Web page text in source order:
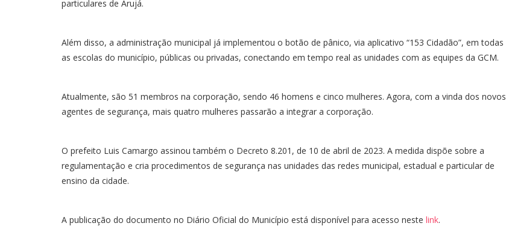
particulares de Arujá.
Além disso, a administração municipal já implementou o botão de pânico, via aplicativo “153 Cidadão”, em todas
as escolas do município, públicas ou privadas, conectando em tempo real as unidades com as equipes da GCM.
Atualmente, são 51 membros na corporação, sendo 46 homens e cinco mulheres. Agora, com a vinda dos novos
agentes de segurança, mais quatro mulheres passarão a integrar a corporação.
O prefeito Luis Camargo assinou também o Decreto 8.201, de 10 de abril de 2023. A medida dispõe sobre a
regulamentação e cria procedimentos de segurança nas unidades das redes municipal, estadual e particular de
ensino da cidade.
A publicação do documento no Diário Oficial do Município está disponível para acesso neste link.